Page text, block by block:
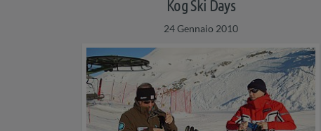
Kog Ski Days
24 Gennaio 2010